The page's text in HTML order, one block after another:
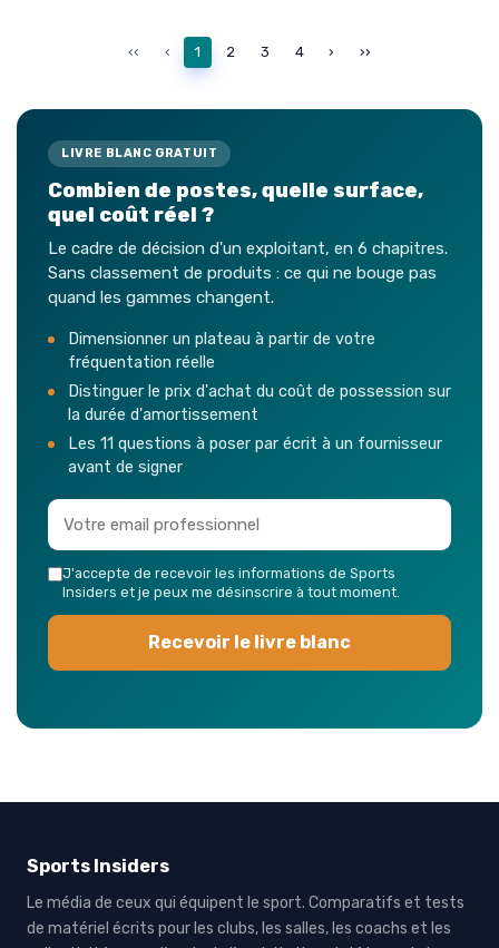
‹‹ ‹ 1 2 3 4 › ››
LIVRE BLANC GRATUIT
Combien de postes, quelle surface,
quel coût réel ?
Le cadre de décision d'un exploitant, en 6 chapitres.
Sans classement de produits : ce qui ne bouge pas
quand les gammes changent.
Dimensionner un plateau à partir de votre
fréquentation réelle
Distinguer le prix d'achat du coût de possession sur
la durée d'amortissement
Les 11 questions à poser par écrit à un fournisseur
avant de signer
J'accepte de recevoir les informations de Sports
Insiders et je peux me désinscrire à tout moment.
Recevoir le livre blanc
Sports Insiders
Le média de ceux qui équipent le sport. Comparatifs et tests
de matériel écrits pour les clubs, les salles, les coachs et les